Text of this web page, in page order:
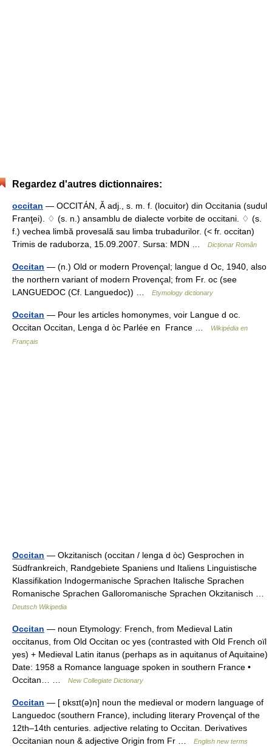
Regardez d'autres dictionnaires:
occitan — OCCITÁN, Ă adj., s. m. f. (locuitor) din Occitania (sudul
Franţei). ♢ (s. n.) ansamblu de dialecte vorbite de occitani. ♢ (s.
f.) vechea limbă provesală sau limba trubadurilor. (< fr. occitan)
Trimis de raduborza, 15.09.2007. Sursa: MDN …
Dicționar Român
Occitan — (n.) Old or modern Provençal; langue d Oc, 1940, also
the northern variant of modern Provençal; from Fr. oc (see
LANGUEDOC (Cf. Languedoc)) …
Etymology dictionary
Occitan — Pour les articles homonymes, voir Langue d oc.
Occitan Occitan, Lenga d òc Parlée en France …
Wikipédia en
Français
Occitan — Okzitanisch (occitan / lenga d òc) Gesprochen in
Südfrankreich, Randgebiete Spaniens und Italiens Linguistische
Klassifikation Indogermanische Sprachen Italische Sprachen
Romanische Sprachen Galloromanische Sprachen Okzitanisch …
Deutsch Wikipedia
Occitan — noun Etymology: French, from Medieval Latin
occitanus, from Old Occitan oc yes (contrasted with Old French oïl
yes) + Medieval Latin itanus (perhaps as in aquitanus of Aquitaine)
Date: 1958 a Romance language spoken in southern France •
Occitan… …
New Collegiate Dictionary
Occitan — [ ɒksɪt(ə)n] noun the medieval or modern language of
Languedoc (southern France), including literary Provençal of the
12th–14th centuries. adjective relating to Occitan. Derivatives
Occitanian noun & adjective Origin from Fr …
English new terms